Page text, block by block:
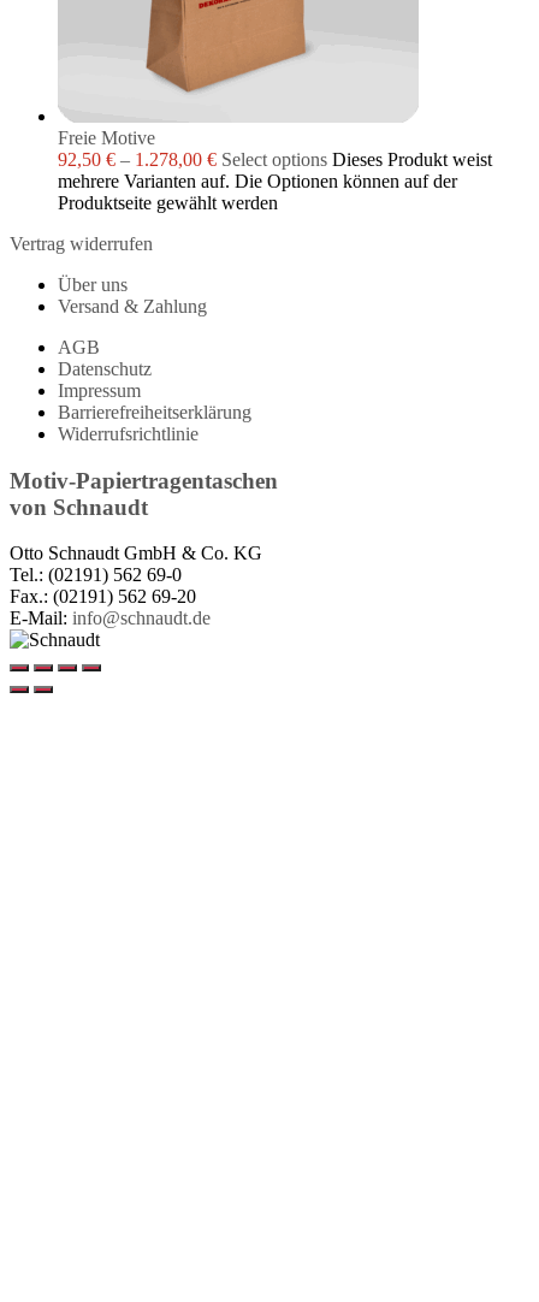
Freie Motive
92,50 € – 1.278,00 € Select options Dieses Produkt weist
mehrere Varianten auf. Die Optionen können auf der
Produktseite gewählt werden
Vertrag widerrufen
Über uns
Versand & Zahlung
AGB
Datenschutz
Impressum
Barrierefreiheitserklärung
Widerrufsrichtlinie
Motiv-Papiertragentaschen
von Schnaudt
Otto Schnaudt GmbH & Co. KG
Tel.: (02191) 562 69-0
Fax.: (02191) 562 69-20
E-Mail: info@schnaudt.de